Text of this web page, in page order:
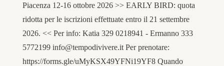
Piacenza 12-16 ottobre 2026 >> EARLY BIRD: quota
ridotta per le iscrizioni effettuate entro il 21 settembre
2026. << Per info: Katia 329 0218941 - Ermanno 333
5772199 info@tempodivivere.it Per prenotare:
https://forms.gle/uMyKSX49YFNi19YF8 Quando